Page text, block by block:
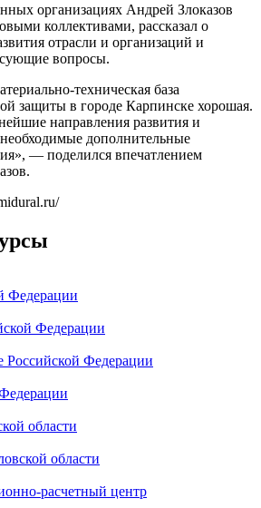
организациях Андрей Злоказов
коллективами, рассказал о
отрасли и организаций и
вопросы.
техническая база
защиты в городе Карпинске хорошая.
направления развития и
дополнительные
— поделился впечатлением
Федерации
Федерации
Российской Федерации
области
области
расчетный центр